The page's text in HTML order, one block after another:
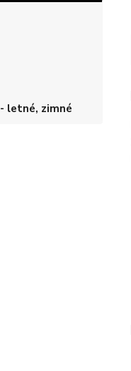
letné, zimné